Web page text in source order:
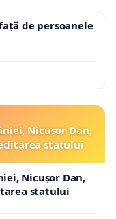
de persoanele
Nicușor Dan,
statului
Nicușor Dan,
statului